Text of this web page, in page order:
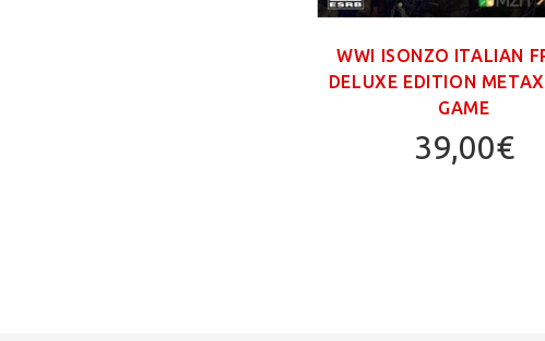
WWI ISONZO ITALIAN
DELUXE EDITION
GAME
39,00€